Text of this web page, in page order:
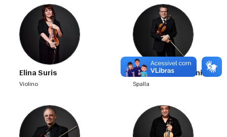
Elina Suris
violino
Emmanuele Baldini
spalla